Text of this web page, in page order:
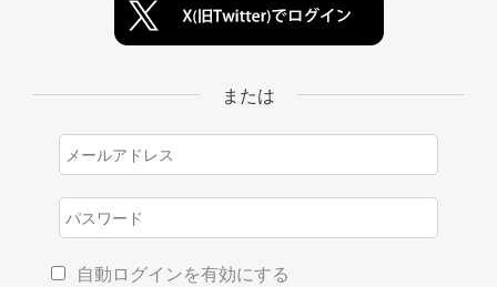
または
自動ログインを有効にする